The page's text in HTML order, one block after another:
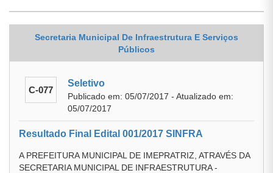
Secretaria Municipal De Infraestrutura E Serviços
Públicos
C-077
Seletivo
Publicado em: 05/07/2017 - Atualizado em:
05/07/2017
Resultado Final Edital 001/2017 SINFRA
A PREFEITURA MUNICIPAL DE IMEPRATRIZ, ATRAVÉS DA
SECRETARIA MUNICIPAL DE INFRAESTRUTURA -